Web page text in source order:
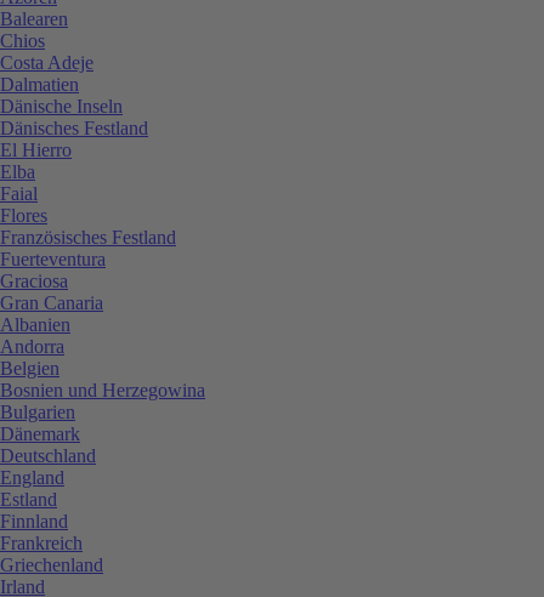
Balearen
Chios
Costa Adeje
Dalmatien
Dänische Inseln
Dänisches Festland
El Hierro
Elba
Faial
Flores
Französisches Festland
Fuerteventura
Graciosa
Gran Canaria
Albanien
Andorra
Belgien
Bosnien und Herzegowina
Bulgarien
Dänemark
Deutschland
England
Estland
Finnland
Frankreich
Griechenland
Irland